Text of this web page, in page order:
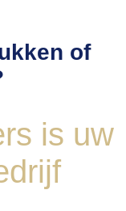
of
is uw